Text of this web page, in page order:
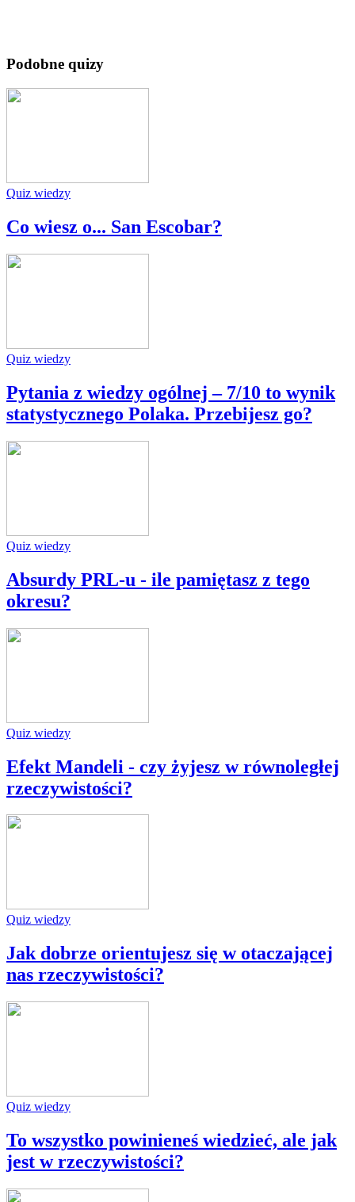
Podobne quizy
Quiz wiedzy
Co wiesz o... San Escobar?
Quiz wiedzy
Pytania z wiedzy ogólnej – 7/10 to wynik
statystycznego Polaka. Przebijesz go?
Quiz wiedzy
Absurdy PRL-u - ile pamiętasz z tego
okresu?
Quiz wiedzy
Efekt Mandeli - czy żyjesz w równoległej
rzeczywistości?
Quiz wiedzy
Jak dobrze orientujesz się w otaczającej
nas rzeczywistości?
Quiz wiedzy
To wszystko powinieneś wiedzieć, ale jak
jest w rzeczywistości?